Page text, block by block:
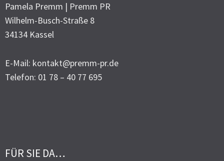
Pamela Premm | Premm PR
Wilhelm-Busch-Straße 8
34134 Kassel
E-Mail: kontakt@premm-pr.de
Telefon: 01 78 – 40 77 695
FÜR SIE DA…